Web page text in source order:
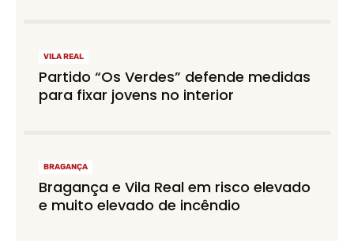
VILA REAL
Partido “Os Verdes” defende medidas
para fixar jovens no interior
BRAGANÇA
Bragança e Vila Real em risco elevado
e muito elevado de incêndio